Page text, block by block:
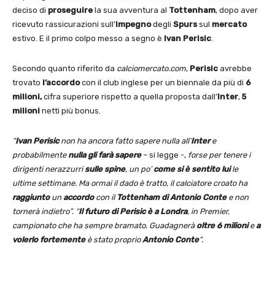
deciso di proseguire la sua avventura al Tottenham, dopo aver
ricevuto rassicurazioni sull’impegnodegli Spurssul mercato
estivo. E il primo colpo messo a segno è Ivan Perisic
Secondo quanto riferito da calciomercato.com, Perisic avrebbe
trovato l’accordocon il club inglese per un biennale da più di 6
milioni,cifra superiore rispetto a quella proposta dall’Inter, 5
milioni netti più bonus.
“Ivan Perisicnon ha ancora fatto sapere nulla all’Intere
probabilmente nulla gli farà sapere– si legge -, forse per tenere i
dirigenti nerazzurrisulle spine, un po’come si è sentito luile
ultime settimane. Ma ormai il dado è tratto, il calciatore croato ha
raggiuntoun accordocon il Tottenham di Antonio Contee non
tornerà indietro”. “Il futuro di Perisic è a Londra, in Premier,
campionato che ha sempre bramato. Guadagnerà oltre 6 milioniea
volerlo fortementeè stato proprioAntonio Conte“.